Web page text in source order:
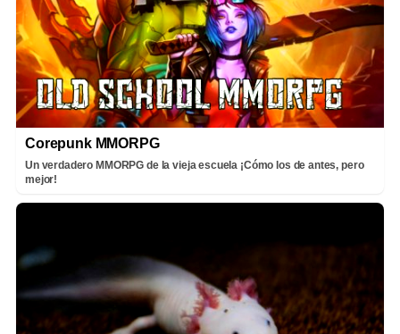
Corepunk MMORPG
Un verdadero MMORPG de la vieja escuela ¡Cómo los de antes, pero
mejor!